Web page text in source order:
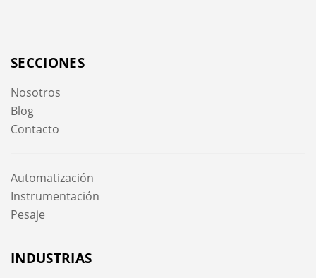
SECCIONES
Nosotros
Blog
Contacto
Automatización
Instrumentación
Pesaje
INDUSTRIAS